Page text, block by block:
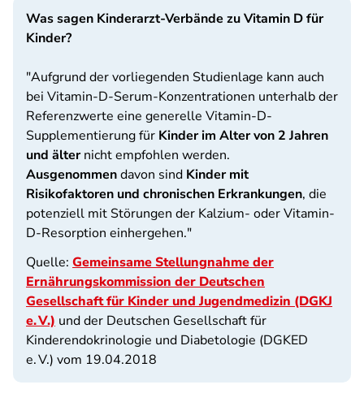
Was sagen Kinderarzt-Verbände zu Vitamin D für
Kinder?
"Aufgrund der vorliegenden Studienlage kann auch
bei Vitamin-D-Serum-Konzentrationen unterhalb der
Referenzwerte eine generelle Vitamin-D-
Supplementierung für Kinder im Alter von 2 Jahren
und älternicht empfohlen werden.
Ausgenommendavon sind Kinder mit
Risikofaktoren und chronischen Erkrankungen, die
potenziell mit Störungen der Kalzium- oder Vitamin-
D-Resorption einhergehen."
Quelle: Gemeinsame Stellungnahme der
Ernährungskommission der Deutschen
Gesellschaft für Kinder und Jugendmedizin (DGKJ
e. V.) und der Deutschen Gesellschaft für
Kinderendokrinologie und Diabetologie (DGKED
e. V.) vom 19.04.2018